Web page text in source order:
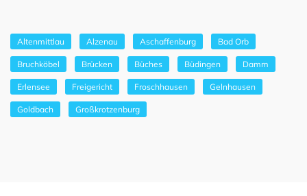
Altenmittlau Alzenau Aschaffenburg Bad Orb
Bruchköbel Brücken Büches Büdingen Damm
Erlensee Freigericht Froschhausen Gelnhausen
Goldbach Großkrotzenburg